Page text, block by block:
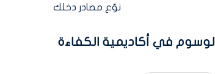
نوّع مصادر دخلك
الوسوم في أكاديمية الكفاءة